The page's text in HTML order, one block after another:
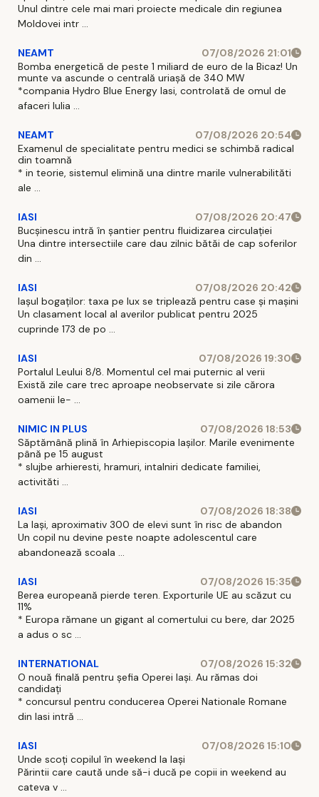
Unul dintre cele mai mari proiecte medicale din regiunea
Moldovei intr ...
NEAMT
07/08/2026 21:01
Bomba energetică de peste 1 miliard de euro de la Bicaz! Un
munte va ascunde o centrală uriașă de 340 MW
*compania Hydro Blue Energy Iasi, controlată de omul de
afaceri Iulia ...
NEAMT
07/08/2026 20:54
Examenul de specialitate pentru medici se schimbă radical
din toamnă
* in teorie, sistemul elimină una dintre marile vulnerabilităti
ale ...
IASI
07/08/2026 20:47
Bucșinescu intră în șantier pentru fluidizarea circulației
Una dintre intersectiile care dau zilnic bătăi de cap soferilor
din ...
IASI
07/08/2026 20:42
Iașul bogaților: taxa pe lux se triplează pentru case și mașini
Un clasament local al averilor publicat pentru 2025
cuprinde 173 de po ...
IASI
07/08/2026 19:30
Portalul Leului 8/8. Momentul cel mai puternic al verii
Există zile care trec aproape neobservate si zile cărora
oamenii le- ...
NIMIC IN PLUS
07/08/2026 18:53
Săptămână plină în Arhiepiscopia Iașilor. Marile evenimente
până pe 15 august
* slujbe arhieresti, hramuri, intalniri dedicate familiei,
activităti ...
IASI
07/08/2026 18:38
La Iași, aproximativ 300 de elevi sunt în risc de abandon
Un copil nu devine peste noapte adolescentul care
abandonează scoala ...
IASI
07/08/2026 15:35
Berea europeană pierde teren. Exporturile UE au scăzut cu
11%
* Europa rămane un gigant al comertului cu bere, dar 2025
a adus o sc ...
INTERNATIONAL
07/08/2026 15:32
O nouă finală pentru șefia Operei Iași. Au rămas doi
candidați
* concursul pentru conducerea Operei Nationale Romane
din Iasi intră ...
IASI
07/08/2026 15:10
Unde scoți copilul în weekend la Iași
Părintii care caută unde să-i ducă pe copii in weekend au
cateva v ...